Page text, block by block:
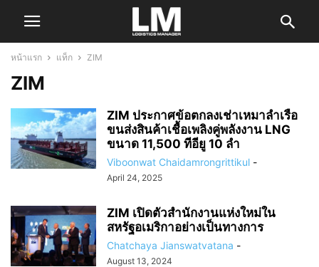
หน้าแรก แท็ก ZIM
ZIM
ZIM ประกาศข้อตกลงเช่าเหมาลำเรือ
ขนส่งสินค้าเชื้อเพลิงคู่พลังงาน LNG
ขนาด 11,500 ทีอียู 10 ลำ
Viboonwat Chaidamrongrittikul -
April 24, 2025
ZIM เปิดตัวสำนักงานแห่งใหม่ใน
สหรัฐอเมริกาอย่างเป็นทางการ
Chatchaya Jianswatvatana -
August 13, 2024